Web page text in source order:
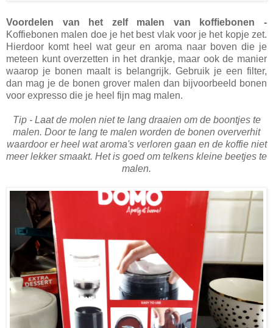
Voordelen van het zelf malen van koffiebonen -
Koffiebonen malen doe je het best vlak voor je het kopje zet.
Hierdoor komt heel wat geur en aroma naar boven die je
meteen kunt overzetten in het drankje, maar ook de manier
waarop je bonen maalt is belangrijk. Gebruik je een filter,
dan mag je de bonen grover malen dan bijvoorbeeld bonen
voor expresso die je heel fijn mag malen.
Tip - Laat de molen niet te lang draaien om de boontjes te
malen. Door te lang te malen worden de bonen oververhit
waardoor er heel wat aroma's verloren gaan en de koffie niet
meer lekker smaakt. Het is goed om telkens kleine beetjes te
malen.